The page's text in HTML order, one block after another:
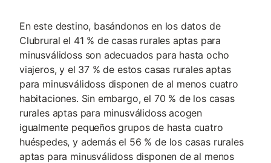
En este destino, basándonos en los datos de
Clubrural el 41 % de casas rurales aptas para
minusválidoss son adecuados para hasta ocho
viajeros, y el 37 % de estos casas rurales aptas
para minusválidoss disponen de al menos cuatro
habitaciones. Sin embargo, el 70 % de los casas
rurales aptas para minusválidoss acogen
igualmente pequeños grupos de hasta cuatro
huéspedes, y además el 56 % de los casas rurales
aptas para minusválidoss disponen de al menos